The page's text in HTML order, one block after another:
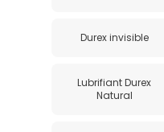
Durex invisible
Lubrifiant Durex
Natural